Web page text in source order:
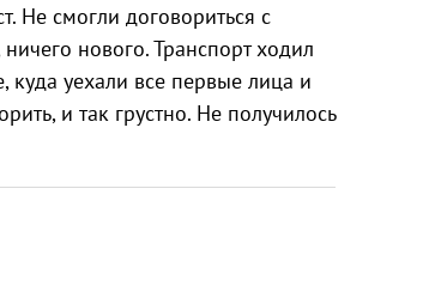
Не смогли договориться с
нового. Транспорт ходил
куда уехали все первые лица и
и так грустно. Не получилось